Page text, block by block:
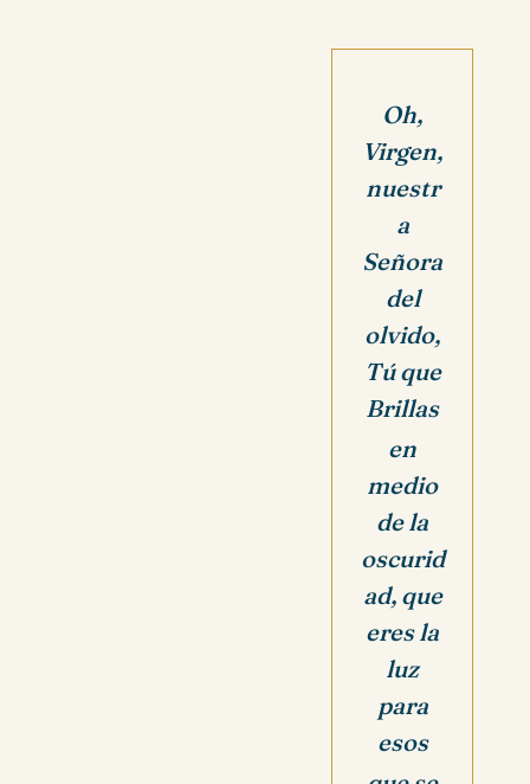
Oh,
Virgen,
nuestr
a
Señora
del
olvido,
Tú que
Brillas
en
medio
de la
oscurid
ad, que
eres la
luz
para
esos